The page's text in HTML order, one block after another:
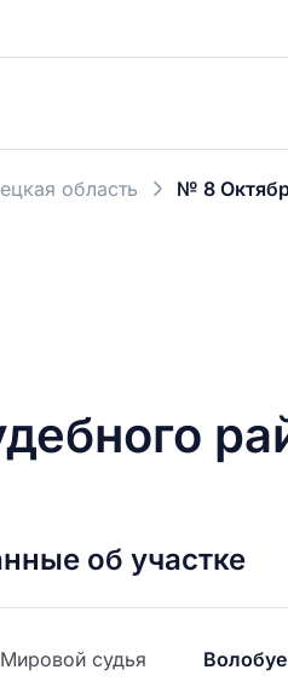
область № 8
об участке
Мировой судья